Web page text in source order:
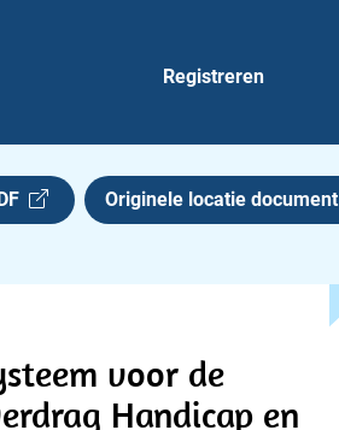
Registreren
Originele locatie document
voor de
Handicap en